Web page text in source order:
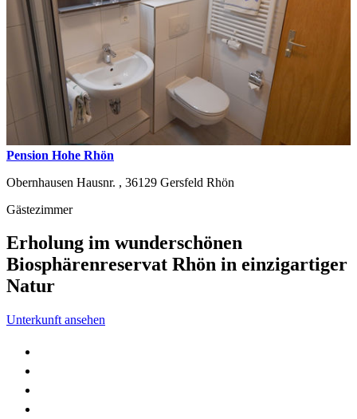
Pension Hohe Rhön
Obernhausen Hausnr. , 36129 Gersfeld Rhön
Gästezimmer
Erholung im wunderschönen
Biosphärenreservat Rhön in einzigartiger
Natur
Unterkunft ansehen